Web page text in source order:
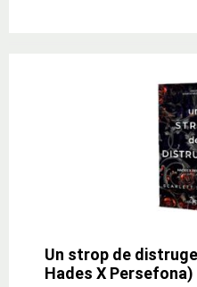
Un strop de
Hades X Persefona)